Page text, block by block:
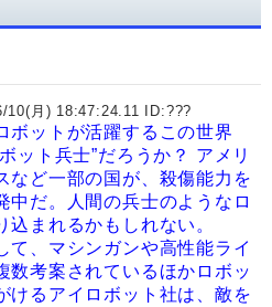
10(月) 18:47:24.11 ID:???
ボットが活躍するこの世界
ット兵士”だろうか？ アメリ
など一部の国が、殺傷能力を
中だ。人間の兵士のようなロ
まれるかもしれない。
、マシンガンや高性能ライ
数考案されているほかロボッ
けるアイロボット社は、敵を